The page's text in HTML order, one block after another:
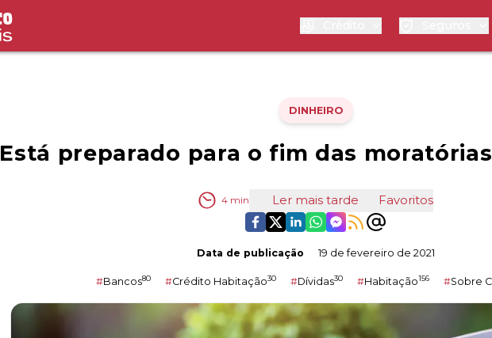
DINHEIRO
Está preparado para o fim das
4min Ler mais tarde Favoritos
Data de publicação 19 de fevereiro de 2021
#Bancos80 #Crédito Habitação30 #Dívidas30 #Habitação156 #Sobre